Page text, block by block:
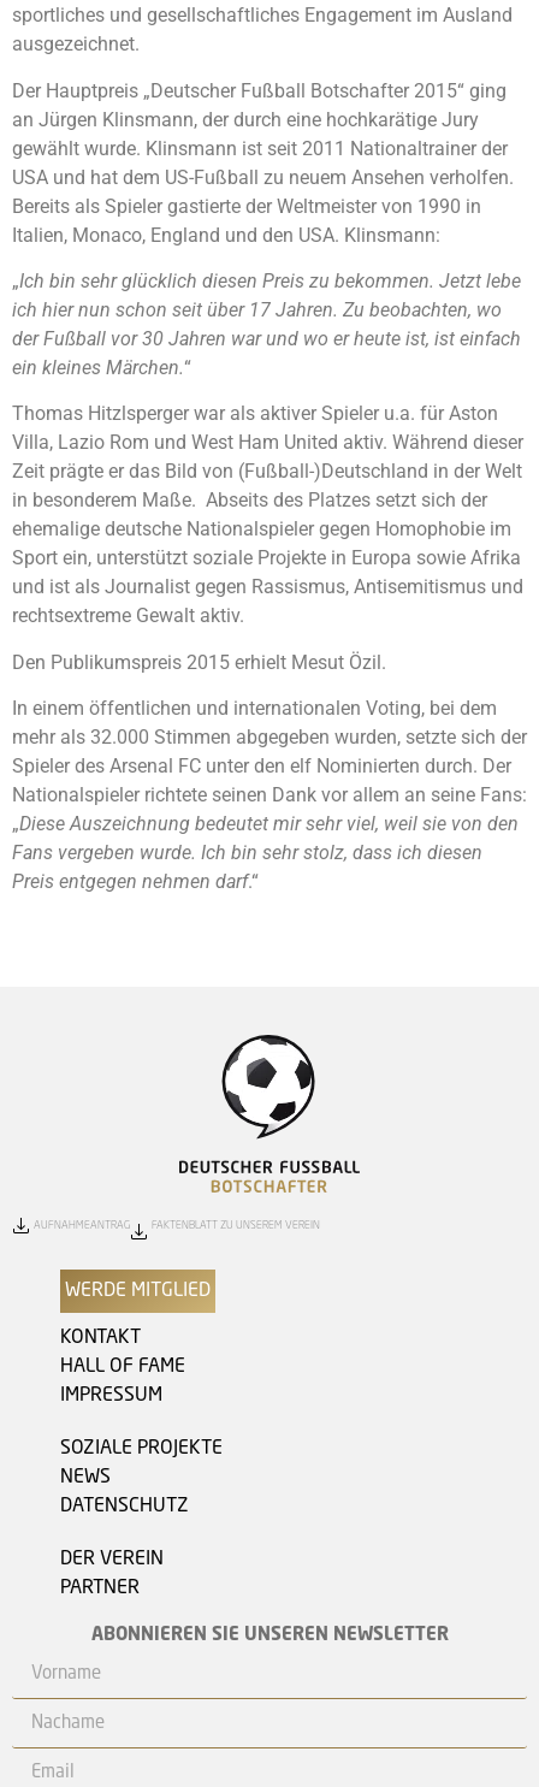
sportliches und gesellschaftliches Engagement im Ausland
ausgezeichnet.
Der Hauptpreis „Deutscher Fußball Botschafter 2015“ ging
an Jürgen Klinsmann, der durch eine hochkarätige Jury
gewählt wurde. Klinsmann ist seit 2011 Nationaltrainer der
USA und hat dem US-Fußball zu neuem Ansehen verholfen.
Bereits als Spieler gastierte der Weltmeister von 1990 in
Italien, Monaco, England und den USA. Klinsmann:
„Ich bin sehr glücklich diesen Preis zu bekommen. Jetzt lebe
ich hier nun schon seit über 17 Jahren. Zu beobachten, wo
der Fußball vor 30 Jahren war und wo er heute ist, ist einfach
ein kleines Märchen.“
Thomas Hitzlsperger war als aktiver Spieler u.a. für Aston
Villa, Lazio Rom und West Ham United aktiv. Während dieser
Zeit prägte er das Bild von (Fußball-)Deutschland in der Welt
in besonderem Maße. Abseits des Platzes setzt sich der
ehemalige deutsche Nationalspieler gegen Homophobie im
Sport ein, unterstützt soziale Projekte in Europa sowie Afrika
und ist als Journalist gegen Rassismus, Antisemitismus und
rechtsextreme Gewalt aktiv.
Den Publikumspreis 2015 erhielt Mesut Özil.
In einem öffentlichen und internationalen Voting, bei dem
mehr als 32.000 Stimmen abgegeben wurden, setzte sich der
Spieler des Arsenal FC unter den elf Nominierten durch. Der
Nationalspieler richtete seinen Dank vor allem an seine Fans:
„Diese Auszeichnung bedeutet mir sehr viel, weil sie von den
Fans vergeben wurde. Ich bin sehr stolz, dass ich diesen
Preis entgegen nehmen darf.“
AUFNAHMEANTRAG FAKTENBLATT ZU UNSEREM VEREIN
WERDE MITGLIED
KONTAKT
HALL OF FAME
IMPRESSUM
SOZIALE PROJEKTE
NEWS
DATENSCHUTZ
DER VEREIN
PARTNER
ABONNIEREN SIE UNSEREN NEWSLETTER